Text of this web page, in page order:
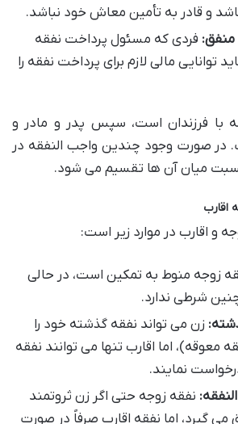
و قادر به تأمین معاش خود نباشد.
فردی که مسئول پرداخت نفقه
توانایی مالی لازم برای پرداخت نفقه را
با فرزندان است، سپس پدر و مادر و
صورت وجود چندین واجب النفقه در
میان آن ها تقسیم می شود.
اقارب
و اقارب در موارد زیر است:
زوجه منوط به تمکین است، در حالی
شرطی ندارد.
زن می تواند نفقه گذشته خود را
معوقه)، اما اقارب تنها می توانند نفقه
نمایند.
نفقه زوجه حتی اگر زن ثروتمند
می گیرد، اما نفقه اقارب صرفاً در صورت